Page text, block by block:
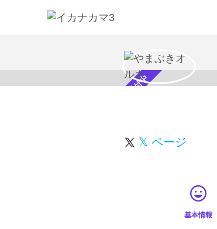
スカウト受付中
𝕏 ページ
基本情報